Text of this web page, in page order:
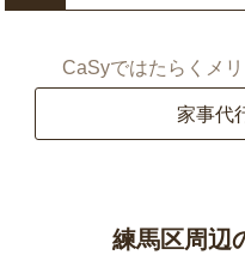
CaSyではたらくメ
家事代
練馬区周辺